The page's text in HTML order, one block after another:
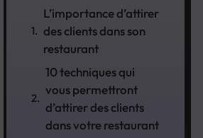
L’importance d’attirer
des clients dans son
restaurant
10 techniques qui
vous permettront
d’attirer des clients
dans votre restaurant